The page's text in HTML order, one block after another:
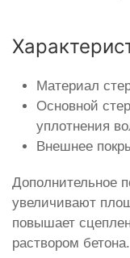
Материал
Основной
уплотнения
Внешнее
Дополнительное
увеличивают
повышает
раствором бетона.